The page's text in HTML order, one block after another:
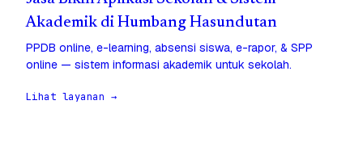
Akademik di Humbang Hasundutan
PPDB online, e-learning, absensi siswa, e-rapor, & SPP
online — sistem informasi akademik untuk sekolah.
Lihat layanan →